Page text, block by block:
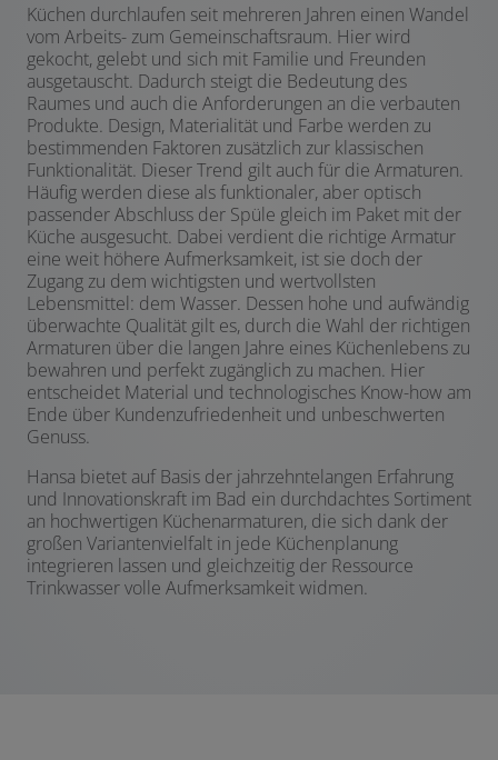
Küchen durchlaufen seit mehreren Jahren einen Wandel
vom Arbeits- zum Gemeinschaftsraum. Hier wird
gekocht, gelebt und sich mit Familie und Freunden
ausgetauscht. Dadurch steigt die Bedeutung des
Raumes und auch die Anforderungen an die verbauten
Produkte. Design, Materialität und Farbe werden zu
bestimmenden Faktoren zusätzlich zur klassischen
Funktionalität. Dieser Trend gilt auch für die Armaturen.
Häufig werden diese als funktionaler, aber optisch
passender Abschluss der Spüle gleich im Paket mit der
Küche ausgesucht. Dabei verdient die richtige Armatur
eine weit höhere Aufmerksamkeit, ist sie doch der
Zugang zu dem wichtigsten und wertvollsten
Lebensmittel: dem Wasser. Dessen hohe und aufwändig
überwachte Qualität gilt es, durch die Wahl der richtigen
Armaturen über die langen Jahre eines Küchenlebens zu
bewahren und perfekt zugänglich zu machen. Hier
entscheidet Material und technologisches Know-how am
Ende über Kundenzufriedenheit und unbeschwerten
Genuss.
Hansa bietet auf Basis der jahrzehntelangen Erfahrung
und Innovationskraft im Bad ein durchdachtes Sortiment
an hochwertigen Küchenarmaturen, die sich dank der
großen Variantenvielfalt in jede Küchenplanung
integrieren lassen und gleichzeitig der Ressource
Trinkwasser volle Aufmerksamkeit widmen.